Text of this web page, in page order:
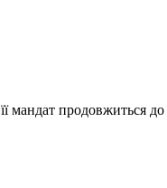
мандат продовжиться